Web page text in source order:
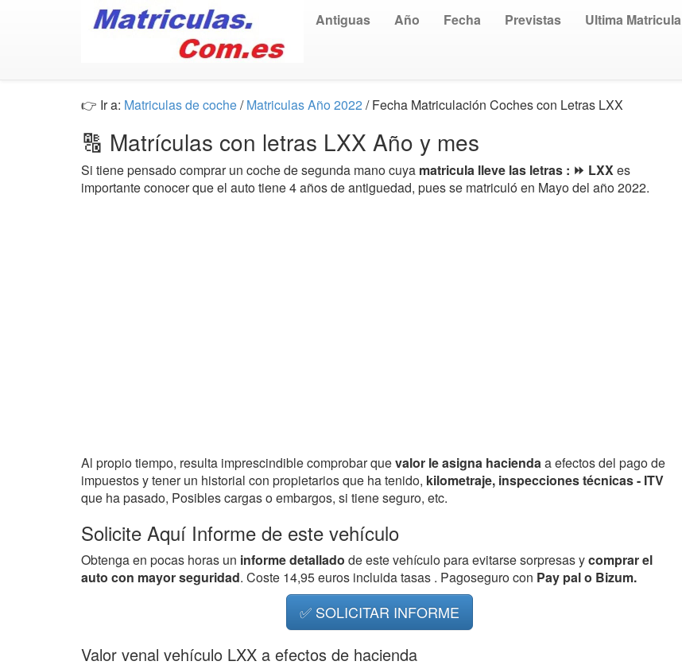
Antiguas Año Fecha Previstas Ultima Matricula
👉 Ir a: Matriculas de coche/Matriculas Año 2022 / Fecha Matriculación Coches con Letras LXX
🔠 Matrículas con letras LXX Año y mes
Si tiene pensado comprar un coche de segunda mano cuya matricula lleve las letras : ⏩ LXXes
importante conocer que el auto tiene 4 años de antiguedad, pues se matriculó en Mayo del año 2022.
Al propio tiempo, resulta imprescindible comprobar quevalor le asigna haciendaa efectos del pago de
impuestos y tener un historial con propietarios que ha tenido, kilometraje, inspecciones técnicas - ITV
que ha pasado, Posibles cargas o embargos, si tiene seguro, etc.
Solicite Aquí Informe de este vehículo
Obtenga en pocas horas un informe detallado de este vehículo para evitarse sorpresas ycomprar el
auto con mayor seguridad. Coste 14,95 euros incluida tasas . Pagoseguro con Pay pal o Bizum.
✅ SOLICITAR INFORME
Valor venal vehículo LXX a efectos de hacienda